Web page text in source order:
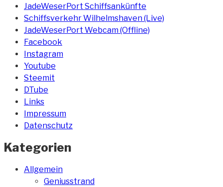
JadeWeserPort Schiffsankünfte
Schiffsverkehr Wilhelmshaven (Live)
JadeWeserPort Webcam (Offline)
Facebook
Instagram
Youtube
Steemit
DTube
Links
Impressum
Datenschutz
Kategorien
Allgemein
Geniusstrand